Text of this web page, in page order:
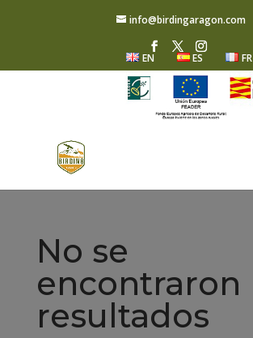
info@birdingaragon.com
EN ES FR
No se
encontraron
resultados